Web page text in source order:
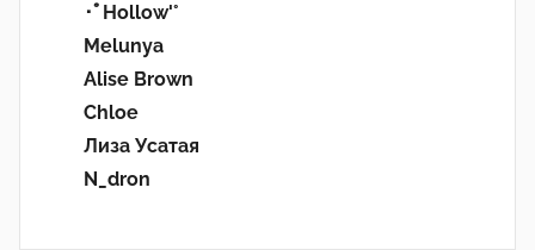
･ﾟHollow'°
Melunya
Alise Brown
Chloe
Лиза Усатая
N_dron